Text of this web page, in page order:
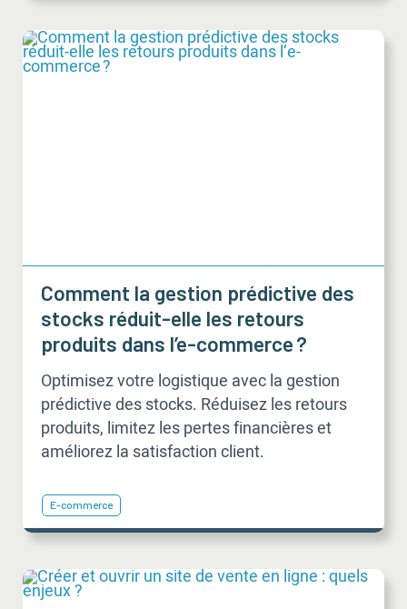
Comment la gestion prédictive des
stocks réduit-elle les retours
produits dans l’e-commerce ?
Optimisez votre logistique avec la gestion
prédictive des stocks. Réduisez les retours
produits, limitez les pertes financières et
améliorez la satisfaction client.
E-commerce